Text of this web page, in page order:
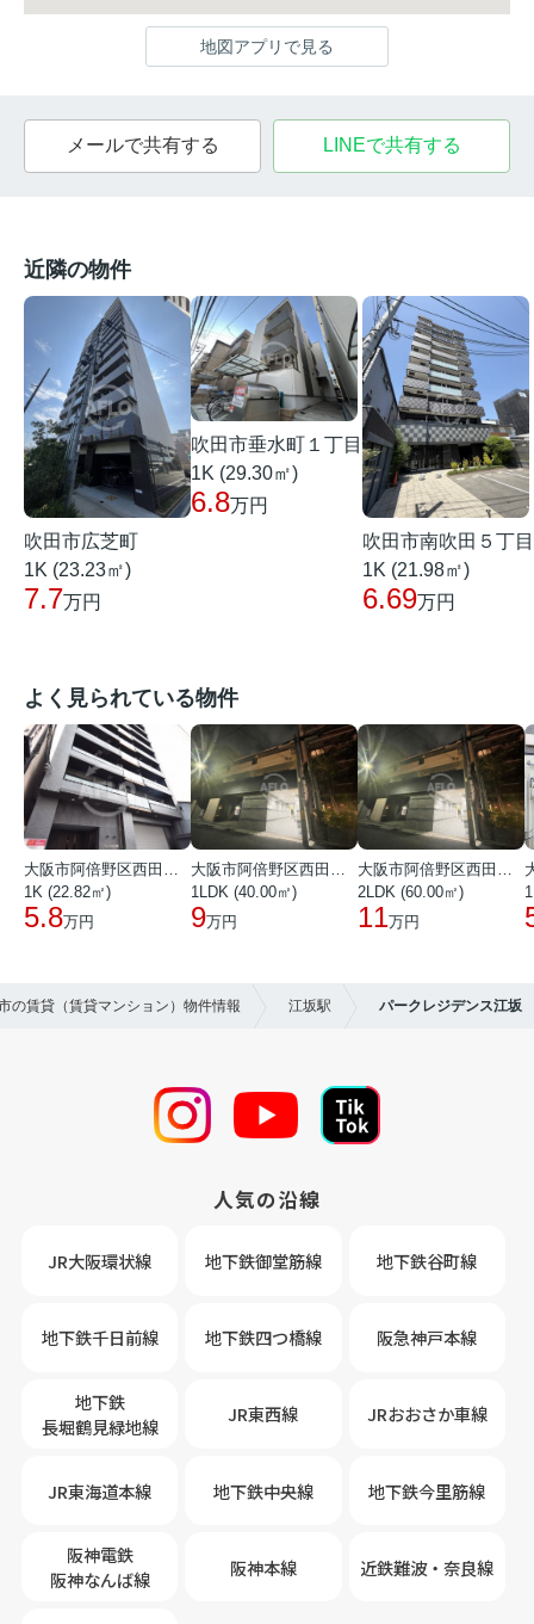
地図アプリで見る
メールで共有する LINEで共有する
近隣の物件
吹田市広芝町
1K (23.23㎡)
7.7万円
吹田市垂水町１丁目
1K (29.30㎡)
6.8万円
吹田市南吹田５丁目
1K (21.98㎡)
6.69万円
よく見られている物件
大阪市阿倍野区西田辺町１丁目
1K (22.82㎡)
5.8万円
大阪市阿倍野区西田辺町１丁目
1LDK (40.00㎡)
9万円
大阪市阿倍野区西田辺町１丁目
2LDK (60.00㎡)
11万円
の賃貸（賃貸マンション）物件情報 江坂駅 パークレジデンス江坂
人気の沿線
JR大阪環状線 地下鉄御堂筋線 地下鉄谷町線
地下鉄千日前線 地下鉄四つ橋線 阪急神戸本線
地下鉄
長堀鶴見緑地線
JR東西線 JRおおさか車線
JR東海道本線 地下鉄中央線 地下鉄今里筋線
阪神電鉄
阪神なんば線
阪神本線 近鉄難波・奈良線